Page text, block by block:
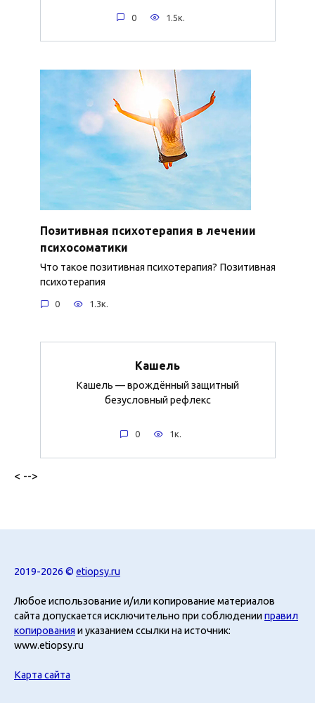
0 1.5к.
Позитивная психотерапия в лечении
психосоматики
Что такое позитивная психотерапия? Позитивная
психотерапия
0 1.3к.
Кашель
Кашель — врождённый защитный
безусловный рефлекс
0 1к.
< -->
2019-2026 © etiopsy.ru
Любое использование и/или копирование материалов
сайта допускается исключительно при соблюденииправил
копирования и указанием ссылки на источник:
www.etiopsy.ru
Карта сайта